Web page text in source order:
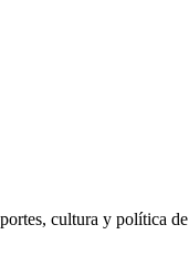
cultura y política